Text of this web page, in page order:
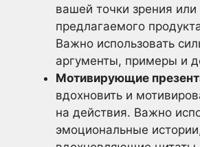
вашей точки зрения или
предлагаемого
Важно использовать
аргументы, примеры и
Мотивирующие
вдохновить и
на действия. Важно
эмоциональные